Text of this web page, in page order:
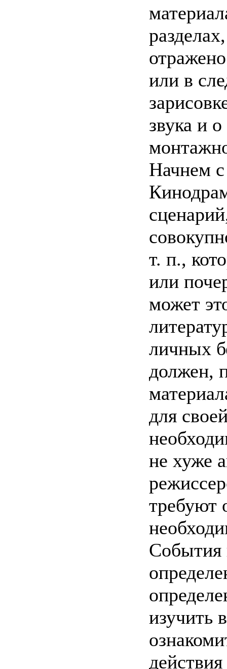
или в
звука и
Начнем с
т. п.,
или
может
личных
должен,
для
не хуже
требуют
События
изучить